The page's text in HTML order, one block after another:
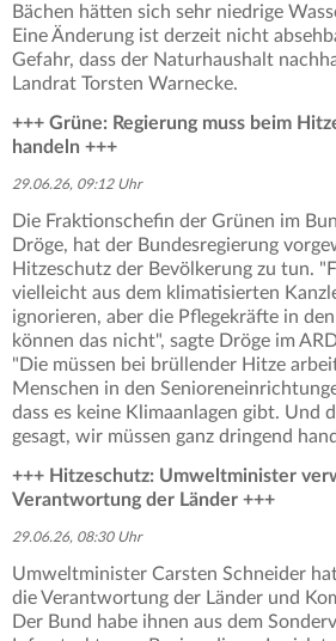
Bächen hätten sich sehr niedrige
Eine Änderung ist derzeit nicht
Gefahr, dass der Naturhaushalt
Landrat Torsten Warnecke.
+++ Grüne: Regierung muss beim
handeln +++
29.06.26, 09:12 Uhr
Die Fraktionschefin der Grünen im
Dröge, hat der Bundesregierung
Hitzeschutz der Bevölkerung zu tun.
vielleicht aus dem klimatisierten
ignorieren, aber die Pflegekräfte in
können das nicht", sagte Dröge im
"Die müssen bei brüllender Hitze
Menschen in den
dass es keine Klimaanlagen gibt. Und
gesagt, wir müssen ganz dringend
+++ Hitzeschutz: Umweltminister
Verantwortung der Länder +++
29.06.26, 08:30 Uhr
Umweltminister Carsten Schneider
die Verantwortung der Länder und
Der Bund habe ihnen aus dem